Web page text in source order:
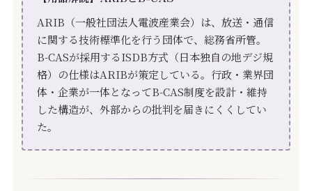
ARIB（一般社団法人電波産業会）は、放送・通信
に関する技術標準化を行う団体で、総務省所管。
B-CASが採用するISDB方式（日本独自の地デジ規
格）の仕様はARIBが策定している。行政・業界団
体・企業が一体となってB-CAS制度を設計・維持
した構造が、外部からの批判を届きにくくしてい
た。